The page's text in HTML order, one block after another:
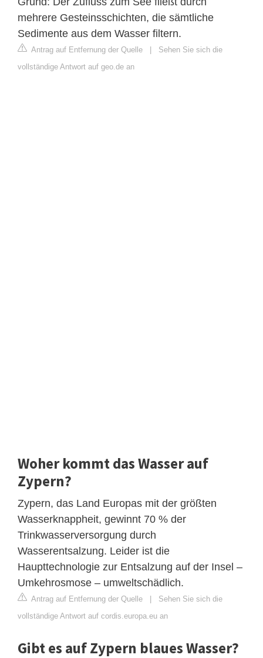
mehrere Gesteinsschichten, die sämtliche
Sedimente aus dem Wasser filtern.
Antrag auf Entfernung der Quelle | Sehen Sie sich die
vollständige Antwort auf geo.de an
Woher kommt das Wasser auf
Zypern?
Zypern, das Land Europas mit der größten
Wasserknappheit, gewinnt 70 % der
Trinkwasserversorgung durch
Wasserentsalzung. Leider ist die
Haupttechnologie zur Entsalzung auf der Insel –
Umkehrosmose – umweltschädlich.
Antrag auf Entfernung der Quelle | Sehen Sie sich die
vollständige Antwort auf cordis.europa.eu an
Gibt es auf Zypern blaues Wasser?